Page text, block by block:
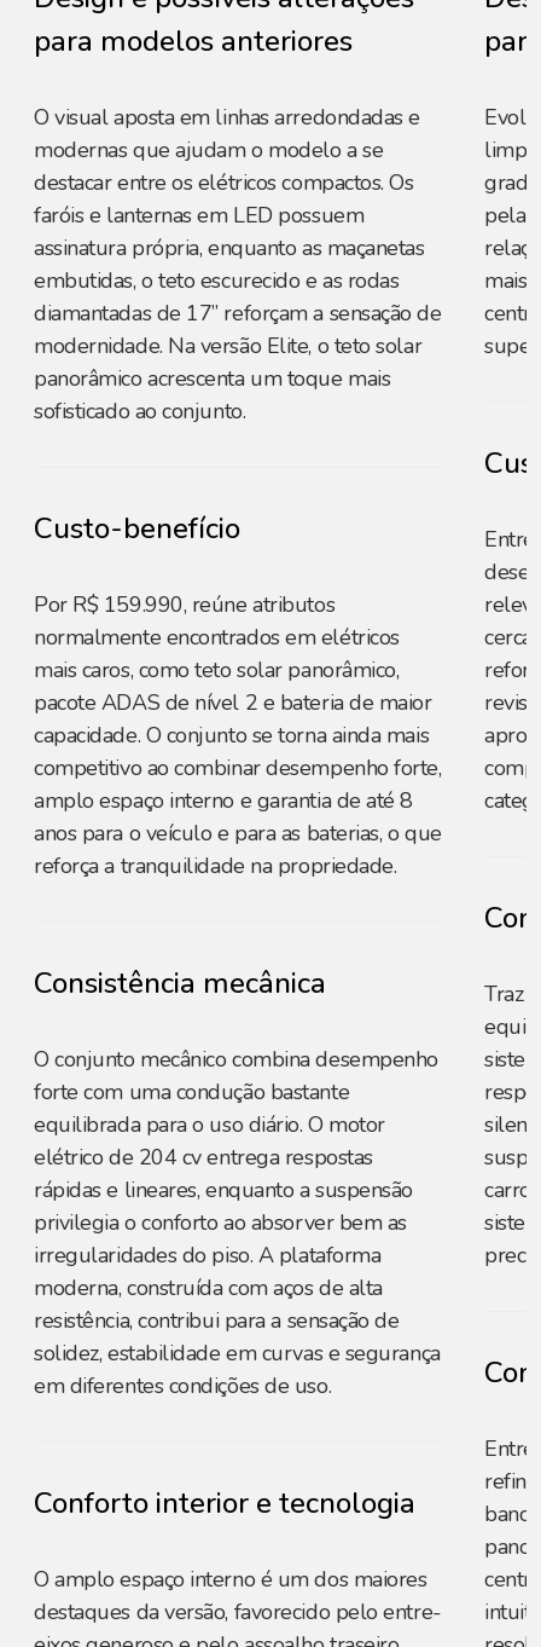
para modelos anteriores
O visual aposta em linhas arredondadas e
modernas que ajudam o modelo a se
destacar entre os elétricos compactos. Os
faróis e lanternas em LED possuem
assinatura própria, enquanto as maçanetas
embutidas, o teto escurecido e as rodas
diamantadas de 17” reforçam a sensação de
modernidade. Na versão Elite, o teto solar
panorâmico acrescenta um toque mais
sofisticado ao conjunto.
Custo-benefício
Por R$ 159.990, reúne atributos
normalmente encontrados em elétricos
mais caros, como teto solar panorâmico,
pacote ADAS de nível 2 e bateria de maior
capacidade. O conjunto se torna ainda mais
competitivo ao combinar desempenho forte,
amplo espaço interno e garantia de até 8
anos para o veículo e para as baterias, o que
reforça a tranquilidade na propriedade.
Consistência mecânica
O conjunto mecânico combina desempenho
forte com uma condução bastante
equilibrada para o uso diário. O motor
elétrico de 204 cv entrega respostas
rápidas e lineares, enquanto a suspensão
privilegia o conforto ao absorver bem as
irregularidades do piso. A plataforma
moderna, construída com aços de alta
resistência, contribui para a sensação de
solidez, estabilidade em curvas e segurança
em diferentes condições de uso.
Conforto interior e tecnologia
O amplo espaço interno é um dos maiores
destaques da versão, favorecido pelo entre-
limpa
pela
mais
cerca
Traz